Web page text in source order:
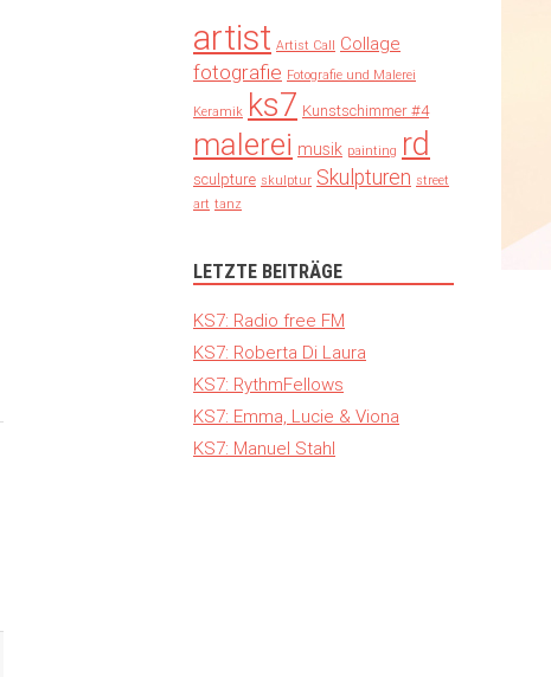
artist Artist Call Collage
fotografie Fotografie und Malerei
Keramik ks7 Kunstschimmer #4
malerei musik painting rd
sculpture skulptur Skulpturen street
art tanz
LETZTE BEITRÄGE
KS7: Radio free FM
KS7: Roberta Di Laura
KS7: RythmFellows
KS7: Emma, Lucie & Viona
KS7: Manuel Stahl